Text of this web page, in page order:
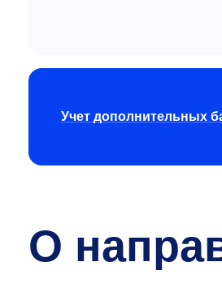
Учет дополнительных
О